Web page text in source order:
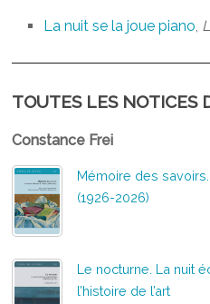
La nuit se la joue piano
TOUTES LES NOTICES
Constance Frei
Mémoire des
(1926-2026)
Le nocturne. La nuit
l’histoire de l’art